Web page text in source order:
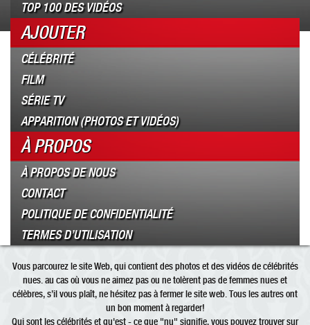
TOP 100 DES VIDÉOS
AJOUTER
CÉLÉBRITÉ
FILM
SÉRIE TV
APPARITION (PHOTOS ET VIDÉOS)
À PROPOS
À PROPOS DE NOUS
CONTACT
POLITIQUE DE CONFIDENTIALITÉ
TERMES D’UTILISATION
Vous parcourez le site Web, qui contient des photos et des vidéos de célébrités
nues. au cas où vous ne aimez pas ou ne tolèrent pas de femmes nues et
célèbres, s’il vous plaît, ne hésitez pas à fermer le site web. Tous les autres ont
un bon moment à regarder!
Qui sont lescélébritéset qu'est - ce que "nu" signifie, vous pouvez trouver sur